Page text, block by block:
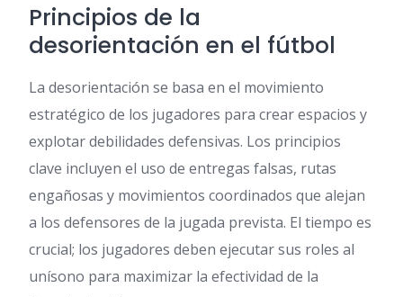
Principios de la
desorientación en el fútbol
La desorientación se basa en el movimiento
estratégico de los jugadores para crear espacios y
explotar debilidades defensivas. Los principios
clave incluyen el uso de entregas falsas, rutas
engañosas y movimientos coordinados que alejan
a los defensores de la jugada prevista. El tiempo es
crucial; los jugadores deben ejecutar sus roles al
unísono para maximizar la efectividad de la